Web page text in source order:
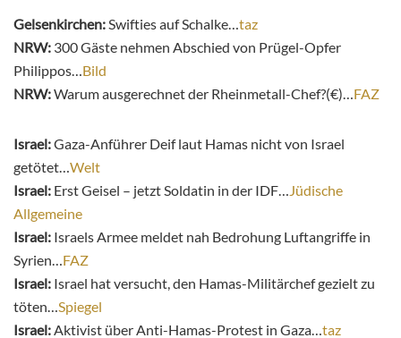
Gelsenkirchen: Swifties auf Schalke… taz
NRW: 300 Gäste nehmen Abschied von Prügel-Opfer
Philippos… Bild
NRW:Warum ausgerechnet der Rheinmetall-Chef?(€)… FAZ
Israel:Gaza-Anführer Deif laut Hamas nicht von Israel
getötet… Welt
Israel: Erst Geisel – jetzt Soldatin in der IDF…
Jüdische
Allgemeine
Israel: Israels Armee meldet nah Bedrohung Luftangriffe in
Syrien… FAZ
Israel: Israel hat versucht, den Hamas-Militärchef gezielt zu
töten… Spiegel
Israel: Aktivist über Anti-Hamas-Protest in Gaza… taz